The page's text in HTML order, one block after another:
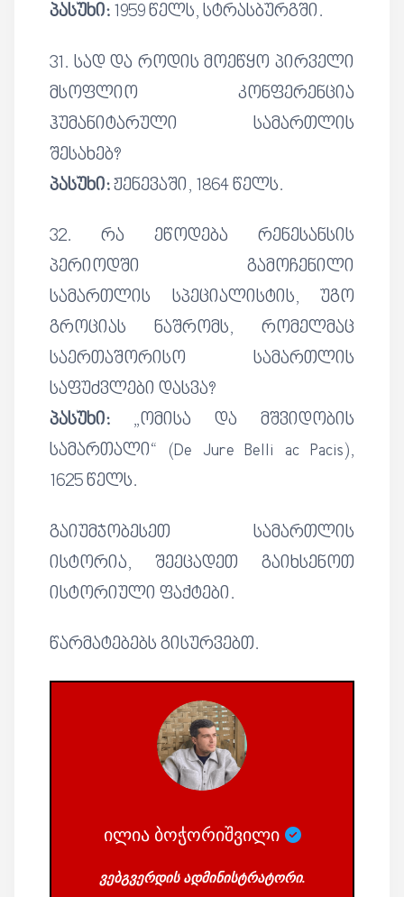
პასუხი: 1959 წელს, სტრასბურგში.
31. სად და როდის მოეწყო პირველი
მსოფლიო კონფერენცია
ჰუმანიტარული სამართლის
შესახებ?
პასუხი:ჟენევაში, 1864 წელს.
32. რა ეწოდება რენესანსის
პერიოდში გამოჩენილი
სამართლის სპეციალისტის, უგო
გროციას ნაშრომს, რომელმაც
საერთაშორისო სამართლის
საფუძვლები დასვა?
პასუხი: „ომისა და მშვიდობის
სამართალი“ (De Jure Belli ac Pacis),
1625 წელს.
გაიუმჯობესეთ სამართლის
ისტორია, შეეცადეთ გაიხსენოთ
ისტორიული ფაქტები.
წარმატებებს გისურვებთ.
ილია ბოჭორიშვილი
ვებგვერდის ადმინისტრატორი.